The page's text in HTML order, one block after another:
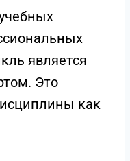
является
Это
как